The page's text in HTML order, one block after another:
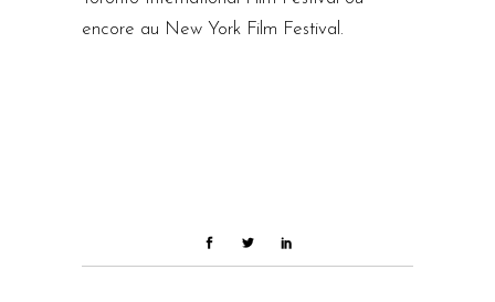
encore au New York Film Festival.